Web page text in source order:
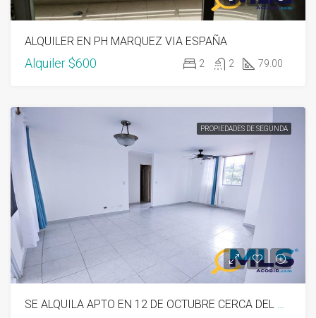
ALQUILER EN PH MARQUEZ VIA ESPAÑA
Alquiler $600 2 2 79.00
PROPIEDADES DE SEGUNDA
SE ALQUILA APTO EN 12 DE OCTUBRE CERCA DEL METRO